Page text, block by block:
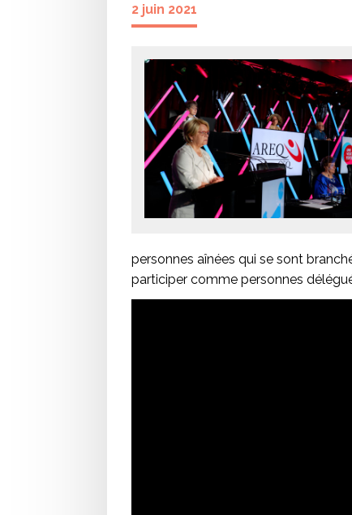
2 juin 2021
personnes aînées qui se sont
participer comme personnes